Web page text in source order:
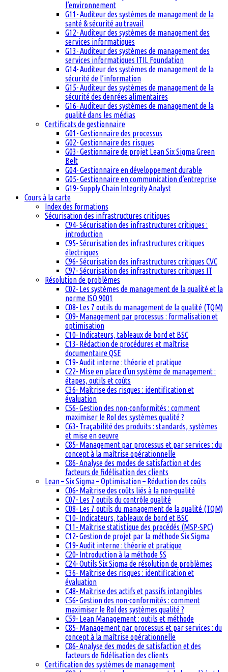
l’environnement
G11- Auditeur des systèmes de management de la
santé & sécurité au travail
G12- Auditeur des systèmes de management des
services informatiques
G13- Auditeur des systèmes de management des
services informatiques ITIL Foundation
G14- Auditeur des systèmes de management de la
sécurité de l’information
G15- Auditeur des systèmes de management de la
sécurité des denrées alimentaires
G16- Auditeur des systèmes de management de la
qualité dans les médias
Certificats de gestionnaire
G01- Gestionnaire des processus
G02- Gestionnaire des risques
G03- Gestionnaire de projet Lean Six Sigma Green
Belt
G04- Gestionnaire en développement durable
G05- Gestionnaire en communication d’entreprise
G19- Supply Chain Integrity Analyst
Cours à la carte
Index des formations
Sécurisation des infrastructures critiques
C94- Sécurisation des infrastructures critiques :
introduction
C95- Sécurisation des infrastructures critiques
électriques
C96- Sécurisation des infrastructures critiques CVC
C97- Sécurisation des infrastructures critiques IT
Résolution de problèmes
C02- Les systèmes de management de la qualité et la
norme ISO 9001
C08- Les 7 outils du management de la qualité (TQM)
C09- Management par processus : formalisation et
optimisation
C10- Indicateurs, tableaux de bord et BSC
C13- Rédaction de procédures et maîtrise
documentaire QSE
C19- Audit interne : théorie et pratique
C22- Mise en place d’un système de management :
étapes, outils et coûts
C36- Maîtrise des risques : identification et
évaluation
C56- Gestion des non-conformités : comment
maximiser le RoI des systèmes qualité ?
C63- Traçabilité des produits : standards, systèmes
et mise en oeuvre
C85- Management par processus et par services : du
concept à la maîtrise opérationnelle
C86- Analyse des modes de satisfaction et des
facteurs de fidélisation des clients
Lean – Six Sigma – Optimisation – Réduction des coûts
C06- Maîtrise des coûts liés à la non-qualité
C07- Les 7 outils du contrôle qualité
C08- Les 7 outils du management de la qualité (TQM)
C10- Indicateurs, tableaux de bord et BSC
C11- Maîtrise statistique des procédés (MSP-SPC)
C12- Gestion de projet par la méthode Six Sigma
C19- Audit interne : théorie et pratique
C20- Introduction à la méthode 5S
C24- Outils Six Sigma de résolution de problèmes
C36- Maîtrise des risques : identification et
évaluation
C48- Maîtrise des actifs et passifs intangibles
C56- Gestion des non-conformités : comment
maximiser le RoI des systèmes qualité ?
C59- Lean Management : outils et méthode
C85- Management par processus et par services : du
concept à la maîtrise opérationnelle
C86- Analyse des modes de satisfaction et des
facteurs de fidélisation des clients
Certification des systèmes de management